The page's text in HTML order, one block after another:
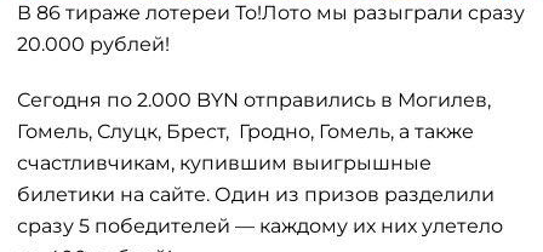
В 86 тираже лотереи То!Лото мы разыграли сразу
20.000 рублей!
Сегодня по 2.000 BYN отправились в Могилев,
Гомель, Слуцк, Брест, Гродно, Гомель, а также
счастливчикам, купившим выигрышные
билетики на сайте. Один из призов разделили
сразу 5 победителей — каждому их них улетело